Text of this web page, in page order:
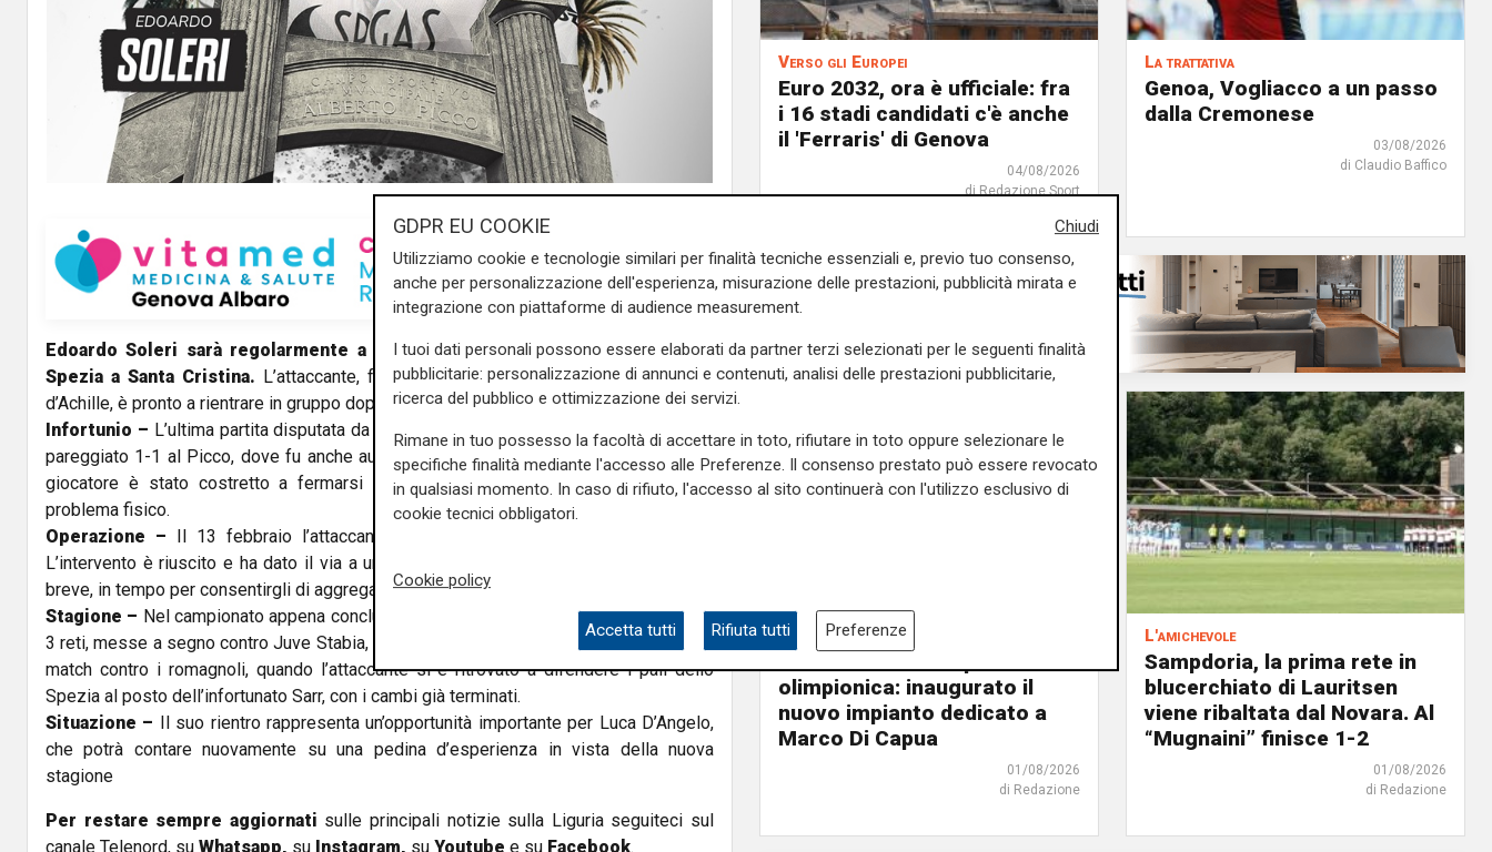
Edoardo Soleri sarà regolarmente a disposizione per il ritiro estivo dello
Spezia a Santa Cristina. L’attaccante, fermo da mesi per un problema al tendine
d’Achille, è pronto a rientrare in gruppo dopo un lungo percorso riabilitativo.
Infortunio – L’ultima partita disputata da Soleri risale al match contro la Juve Stabia,
pareggiato 1-1 al Picco, dove fu anche autore del gol spezzino. Successivamente, il
giocatore è stato costretto a fermarsi per tutto il girone di ritorno a causa del
problema fisico.
Operazione – Il 13 febbraio l’attaccante aquilotto è stato operato in Finlandia.
L’intervento è riuscito e ha dato il via a un percorso di recupero che si concluderà a
breve, in tempo per consentirgli di aggregarsi al gruppo per la preparazione estiva.
Stagione – Nel campionato appena concluso, Soleri ha collezionato 20 presenze con
3 reti, messe a segno contro Juve Stabia, Cesena e Salernitana. Curioso l’episodio nel
match contro i romagnoli, quando l’attaccante si è ritrovato a difendere i pali dello
Spezia al posto dell’infortunato Sarr, con i cambi già terminati.
Situazione – Il suo rientro rappresenta un’opportunità importante per Luca D’Angelo,
che potrà contare nuovamente su una pedina d’esperienza in vista della nuova
stagione
Per restare sempre aggiornati sulle principali notizie sulla Liguria seguiteci sul
canale Telenord, su Whatsapp, su Instagram, su Youtube e su Facebook.
Verso gli Europei
Euro 2032, ora è ufficiale: fra
i 16 stadi candidati c'è anche
il 'Ferraris' di Genova
04/08/2026
di Redazione Sport
La trattativa
Genoa, Vogliacco a un passo
dalla Cremonese
03/08/2026
di Claudio Baffico
L'apertura
olimpionica: inaugurato il
nuovo impianto dedicato a
Marco Di Capua
01/08/2026
di Redazione
L'amichevole
Sampdoria, la prima rete in
blucerchiato di Lauritsen
viene ribaltata dal Novara. Al
“Mugnaini” finisce 1-2
01/08/2026
di Redazione
Chiudi
GDPR EU COOKIE
Utilizziamo cookie e tecnologie similari per finalità tecniche essenziali e, previo tuo consenso,
anche per personalizzazione dell'esperienza, misurazione delle prestazioni, pubblicità mirata e
integrazione con piattaforme di audience measurement.
I tuoi dati personali possono essere elaborati da partner terzi selezionati per le seguenti finalità
pubblicitarie: personalizzazione di annunci e contenuti, analisi delle prestazioni pubblicitarie,
ricerca del pubblico e ottimizzazione dei servizi.
Rimane in tuo possesso la facoltà di accettare in toto, rifiutare in toto oppure selezionare le
specifiche finalità mediante l'accesso alle Preferenze. Il consenso prestato può essere revocato
in qualsiasi momento. In caso di rifiuto, l'accesso al sito continuerà con l'utilizzo esclusivo di
cookie tecnici obbligatori.
Cookie policy
Accetta tutti Rifiuta tutti Preferenze